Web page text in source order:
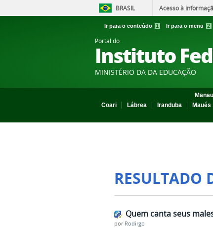
BRASIL Acesso à
Ir para o conteúdo 1 Ir para o menu 2
Portal do
Instituto
MINISTÉRIO DA DA EDUCAÇÃO
Coari
Lábrea Iranduba Maués
RESULTADO
Quem canta seus
por Rodirgo